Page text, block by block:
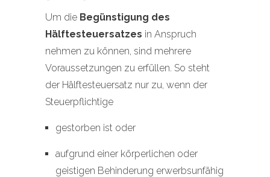
Um die Begünstigung des
Hälftesteuersatzes in Anspruch
nehmen zu können, sind mehrere
Voraussetzungen zu erfüllen. So steht
der Hälftesteuersatz nur zu, wenn der
Steuerpflichtige
gestorben ist oder
aufgrund einer körperlichen oder
geistigen Behinderung erwerbsunfähig